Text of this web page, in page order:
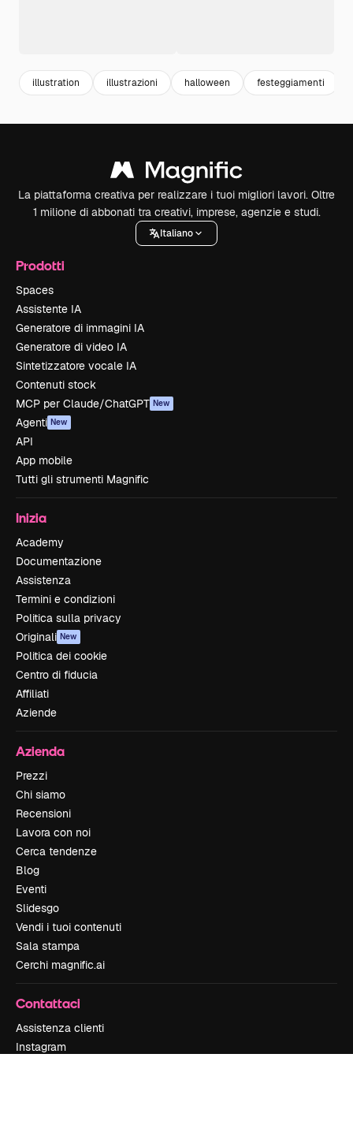
illustration illustrazioni halloween festeggiamenti
La piattaforma creativa per realizzare i tuoi migliori lavori. Oltre
1 milione di abbonati tra creativi, imprese, agenzie e studi.
Italiano
Prodotti
Spaces
Assistente IA
Generatore di immagini IA
Generatore di video IA
Sintetizzatore vocale IA
Contenuti stock
MCP per Claude/ChatGPT New
Agenti New
API
App mobile
Tutti gli strumenti Magnific
Inizia
Academy
Documentazione
Assistenza
Termini e condizioni
Politica sulla privacy
Originali New
Politica dei cookie
Centro di fiducia
Affiliati
Aziende
Azienda
Prezzi
Chi siamo
Recensioni
Lavora con noi
Cerca tendenze
Blog
Eventi
Slidesgo
Vendi i tuoi contenuti
Sala stampa
Cerchi magnific.ai
Contattaci
Assistenza clienti
Instagram